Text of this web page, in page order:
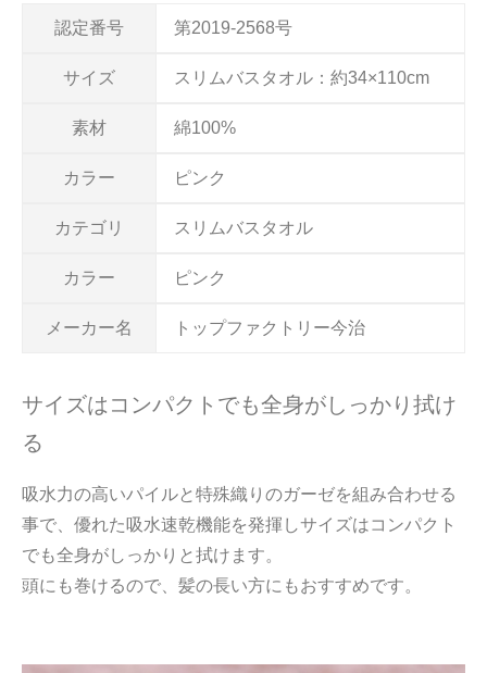
認定番号 第2019-2568号
サイズ スリムバスタオル：約34×110cm
素材 綿100%
カラー ピンク
カテゴリ スリムバスタオル
カラー ピンク
メーカー名 トップファクトリー今治
サイズはコンパクトでも全身がしっかり拭け
る
吸水力の高いパイルと特殊織りのガーゼを組み合わせる
事で、優れた吸水速乾機能を発揮しサイズはコンパクト
でも全身がしっかりと拭けます。
頭にも巻けるので、髪の長い方にもおすすめです。